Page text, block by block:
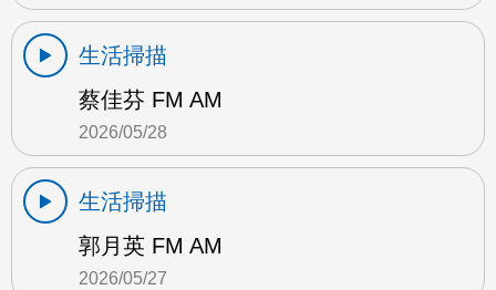
生活掃描
蔡佳芬 FM AM
2026/05/28
生活掃描
郭月英 FM AM
2026/05/27